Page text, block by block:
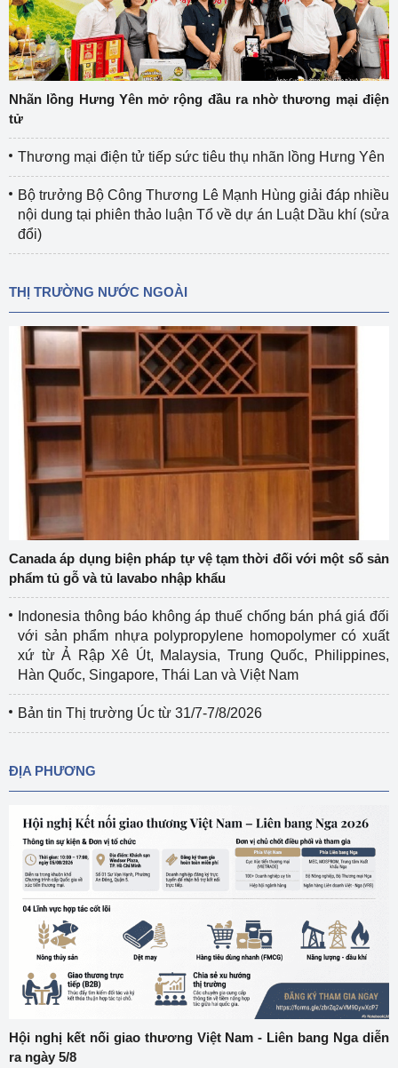
Nhãn lồng Hưng Yên mở rộng đầu ra nhờ thương mại điện
tử
Thương mại điện tử tiếp sức tiêu thụ nhãn lồng Hưng Yên
Bộ trưởng Bộ Công Thương Lê Mạnh Hùng giải đáp nhiều
nội dung tại phiên thảo luận Tổ về dự án Luật Dầu khí (sửa
đổi)
THỊ TRƯỜNG NƯỚC NGOÀI
Canada áp dụng biện pháp tự vệ tạm thời đối với một số sản
phẩm tủ gỗ và tủ lavabo nhập khẩu
Indonesia thông báo không áp thuế chống bán phá giá đối
với sản phẩm nhựa polypropylene homopolymer có xuất
xứ từ Ả Rập Xê Út, Malaysia, Trung Quốc, Philippines,
Hàn Quốc, Singapore, Thái Lan và Việt Nam
Bản tin Thị trường Úc từ 31/7-7/8/2026
ĐỊA PHƯƠNG
Hội nghị kết nối giao thương Việt Nam - Liên bang Nga diễn
ra ngày 5/8